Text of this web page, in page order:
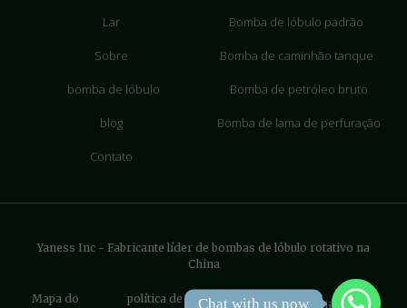
Lar
Sobre
bomba de lóbulo
blog
Contato
Bomba de lóbulo padrão
Bomba de caminhão tanque
Bomba de petróleo bruto
Bomba de lama de perfuração
Yaness Inc - Fabricante líder de bombas de lóbulo rotativo na
China
Mapa do política de Chat with us now